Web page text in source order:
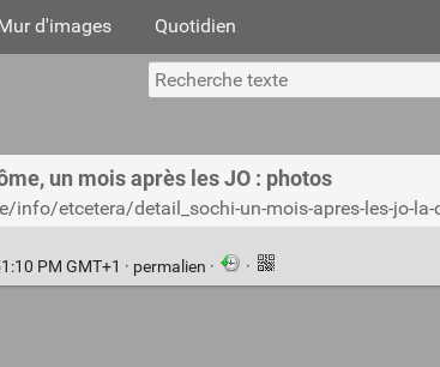
d'images Quotidien
un mois après les JO : photos
info/etcetera/detail_sochi-un-mois-apres-les-jo-
PM GMT+1 · permalien · ·